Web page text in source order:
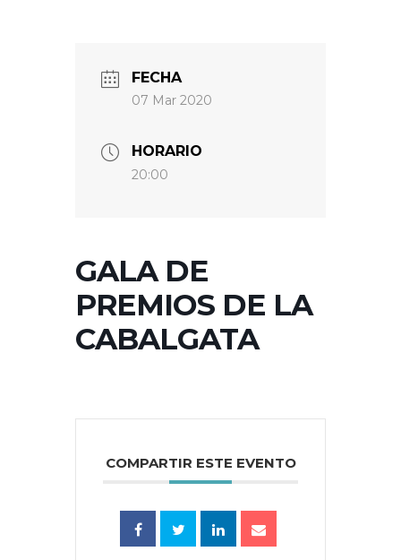
FECHA
07 Mar 2020
HORARIO
20:00
GALA DE
PREMIOS DE LA
CABALGATA
COMPARTIR ESTE EVENTO